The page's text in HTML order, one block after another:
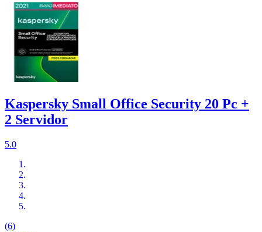
Kaspersky Small Office Security 20 Pc +
2 Servidor
5.0
(6)